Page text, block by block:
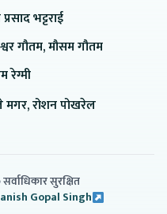
भट्टराई
गौतम, मौसम गौतम
रेग्मी
रोशन पोखरेल
सर्वाधिकार सुरक्षित
Gopal Singh